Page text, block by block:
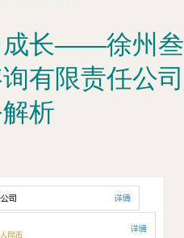
成长——徐州叁
有限责任公司
析